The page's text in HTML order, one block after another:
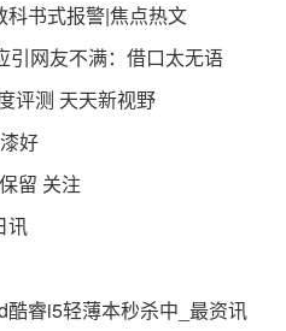
书式报警|焦点热文
引网友不满：借口太无语
评测 天天新视野
好
留 关注
讯
酷睿i5轻薄本秒杀中_最资讯